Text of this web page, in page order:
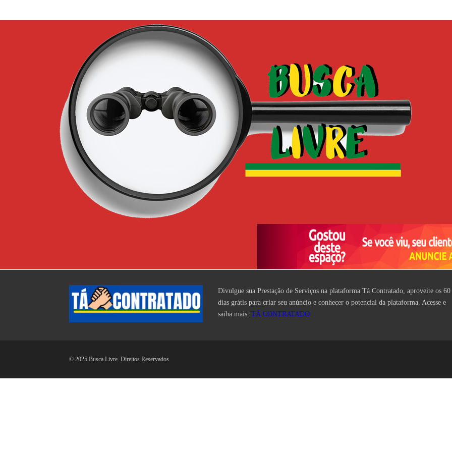
Divulgue sua Prestação de Serviços na plataforma Tá Contratado, aproveite os 60
dias grátis para criar seu anúncio e conhecer o potencial da plataforma. Acesse e
saiba mais:TÁ CONTRATADO
© 2025 Busca Livre. Direitos Reservados